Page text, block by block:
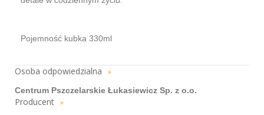
Pojemność kubka 330ml
Osoba odpowiedzialna »
Centrum Pszczelarskie Łukasiewicz Sp. z o.o.
Producent »